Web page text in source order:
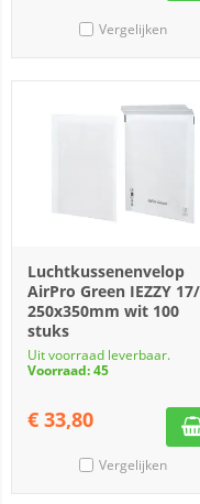
Vergelijken
Luchtkussenenvelop
AirPro Green IEZZY
250x350mm wit 100
stuks
Uit voorraad leverbaar.
Voorraad: 45
€ 33,80
Vergelijken